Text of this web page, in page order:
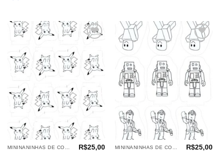
meus
desejos
MININANINHAS DE COLORIR R$25,00
Adicionar
aos
desejos
MININANINHAS DE COLORIR R$25,00